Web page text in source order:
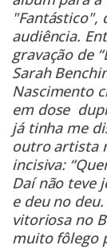
"Fantástico",
audiência.
gravação de
Sarah
Nascimento
em dose
já tinha me
outro artista
incisiva:
Daí não teve
e deu no
vitoriosa no
muito fôlego